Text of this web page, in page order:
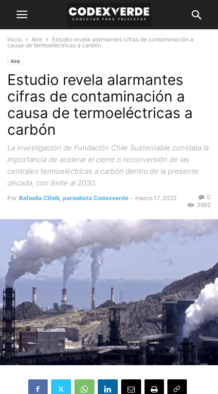
Inicio Aire
Estudio revela alarmantes cifras de contaminación a
causa de termoeléctricas a carbón
Aire
Estudio revela alarmantes
cifras de contaminación a
causa de termoeléctricas a
carbón
La investigación de Fundación Chile Sustentable constata la
importancia de acelerar el cierre o reconversión de las
centrales termoeléctricas a carbón dentro de la presente
década, con límite al 2030.
Por Rafaella Cifelli, periodista Codexverde - marzo 17, 2022
0
3862